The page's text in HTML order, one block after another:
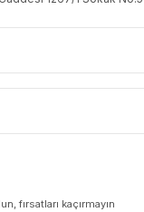
fırsatları kaçırmayın